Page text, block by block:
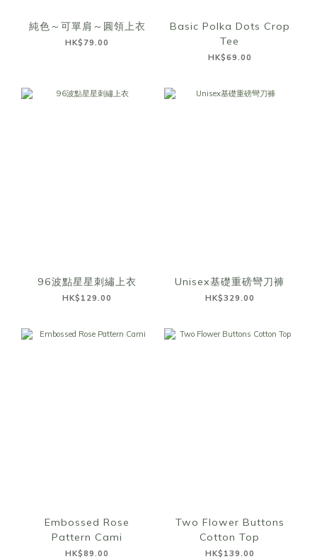
純色～可單肩～圓領上衣
HK$79.00
Basic Polka Dots Crop
Tee
HK$69.00
96波點星星刺繡上衣
HK$129.00
Unisex基礎重磅彎刀褲
HK$329.00
Embossed Rose
Pattern Cami
HK$89.00
Two Flower Buttons
Cotton Top
HK$139.00